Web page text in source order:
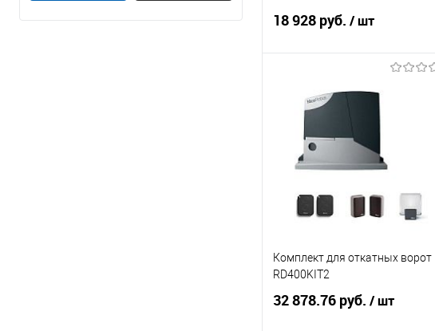
18 928 руб. / шт
Купить в 1 клик
В избранное
Комплект для откатных ворот
RD400KIT2
32 878.76 руб. / шт